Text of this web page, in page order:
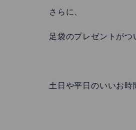
さらに、
足袋のプレゼントがつ
土日や平日のいいお